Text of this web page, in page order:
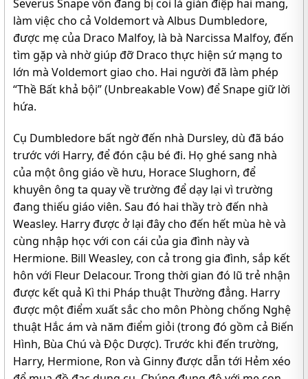
Severus Snape vốn đang bị coi là gián điệp hai mang,
làm việc cho cả Voldemort và Albus Dumbledore,
được mẹ của Draco Malfoy, là bà Narcissa Malfoy, đến
tìm gặp và nhờ giúp đỡ Draco thực hiện sứ mạng to
lớn mà Voldemort giao cho. Hai người đã làm phép
“Thề Bất khả bội” (Unbreakable Vow) để Snape giữ lời
hứa.
Cụ Dumbledore bất ngờ đến nhà Dursley, dù đã báo
trước với Harry, để đón cậu bé đi. Họ ghé sang nhà
của một ông giáo về hưu, Horace Slughorn, để
khuyên ông ta quay về trường để dạy lại vì trường
đang thiếu giáo viên. Sau đó hai thầy trò đến nhà
Weasley. Harry được ở lại đây cho đến hết mùa hè và
cùng nhập học với con cái của gia đình này và
Hermione. Bill Weasley, con cả trong gia đình, sắp kết
hôn với Fleur Delacour. Trong thời gian đó lũ trẻ nhận
được kết quả Kì thi Pháp thuật Thường đẳng. Harry
được một điểm xuất sắc cho môn Phòng chống Nghệ
thuật Hắc ám và năm điểm giỏi (trong đó gồm cả Biến
Hình, Bùa Chú và Độc Dược). Trước khi đến trường,
Harry, Hermione, Ron và Ginny được dẫn tới Hẻm xéo